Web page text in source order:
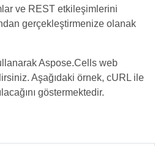
ve REST etkileşimlerini
gerçekleştirmenize olanak
Aspose.Cells web
Aşağıdaki örnek, cURL ile
göstermektedir.